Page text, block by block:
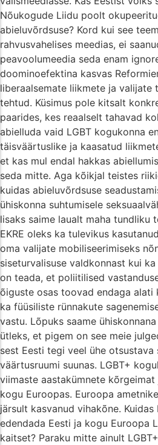
Nõukogude Liidu poolt
abieluvõrdsuse? Kord kui see
rahvusvahelises meedias, ei
peavoolumeedia seda enam
doominoefektina kasvas
liberaalsemate liikmete ja valijate
tehtud. Küsimus pole kitsalt
paarides, kes reaalselt tahavad
abielluda vaid LGBT kogukonna
täisväärtuslike ja kaasatud
et kas mul endal hakkas
seda mitte. Aga kõikjal teistes
kuidas abieluvõrdsuse
ühiskonna suhtumisele
lisaks saime laualt maha tundliku
EKRE oleks ka tulevikus
oma valijate mobiliseerimiseks
siseturvalisuse valdkonnast kui
on teada, et poliitilised
õiguste osas toovad endaga alati
ka füüsiliste rünnakute
vastu. Lõpuks saame
ütleks, et pigem on see meie
sest Eesti tegi veel ühe otsustava
väärtusruumi suunas. LGBT+
viimaste aastakümnete
kogu Euroopas. Euroopa
järsult kasvanud vihakõne.
edendada Eesti ja kogu Euroopa
kaitset? Paraku mitte ainult